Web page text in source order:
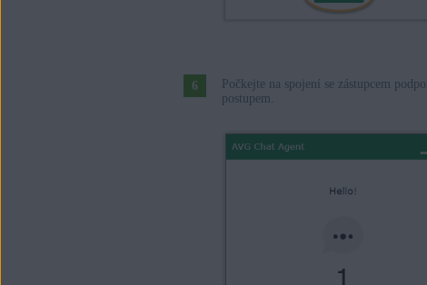
Počkejte na spojení se zástupcem
postupem.